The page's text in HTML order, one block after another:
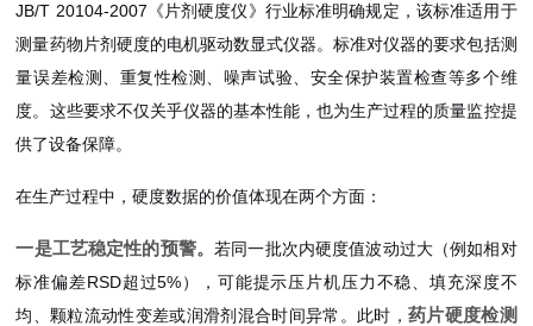
JB/T 20104-2007《片剂硬度仪》行业标准明确规定，该标准适用于
测量药物片剂硬度的电机驱动数显式仪器。标准对仪器的要求包括测
量误差检测、重复性检测、噪声试验、安全保护装置检查等多个维
度。这些要求不仅关乎仪器的基本性能，也为生产过程的质量监控提
供了设备保障。
在生产过程中，硬度数据的价值体现在两个方面：
一是工艺稳定性的预警。若同一批次内硬度值波动过大（例如相对
标准偏差RSD超过5%），可能提示压片机压力不稳、填充深度不
均、颗粒流动性变差或润滑剂混合时间异常。此时， 药片硬度检测